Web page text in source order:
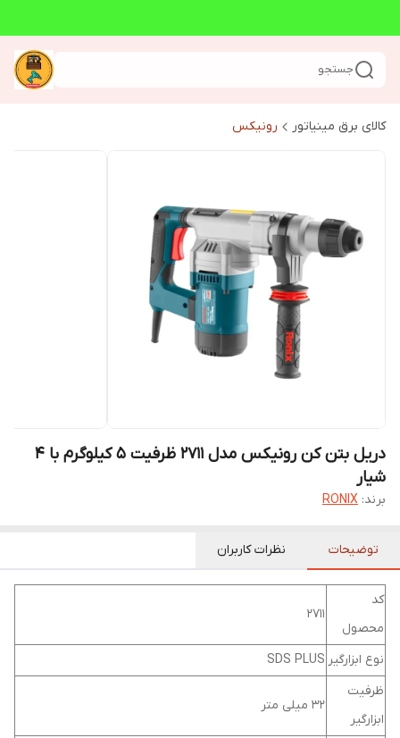
جستجو
کالای برق مینیاتور رونیکس
دریل بتن کن رونیکس مدل 2711 ظرفیت ۵ کیلوگرم با ۴
شیار
برند: RONIX
توضیحات نظرات کاربران
کد
محصول
2711
نوع ابزارگیر SDS PLUS
ظرفیت
ابزارگیر
32 میلی متر